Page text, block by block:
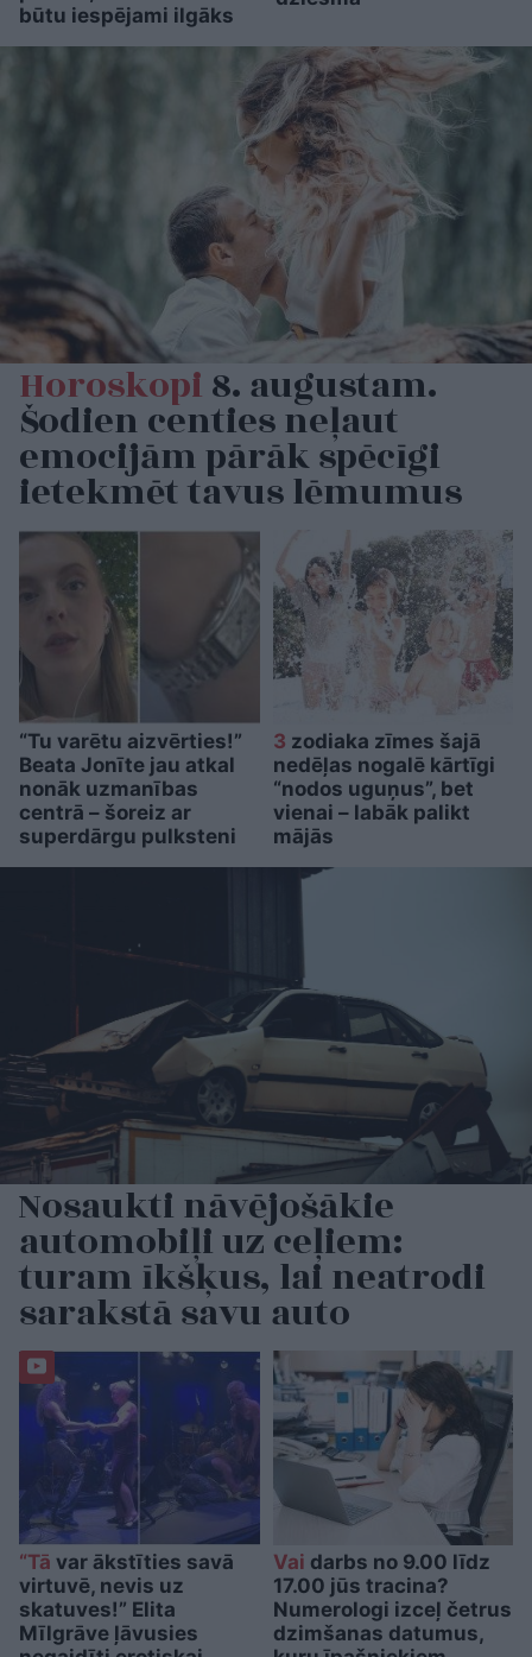
būtu iespējami ilgāks
Horoskopi8. augustam.
Šodien centies neļaut
emocijām pārāk spēcīgi
ietekmēt tavus lēmumus
“Tu varētu aizvērties!”
Beata Jonīte jau atkal
nonāk uzmanības
centrā – šoreiz ar
superdārgu pulksteni
3 zodiaka zīmes šajā
nedēļas nogalē kārtīgi
“nodos uguņus”, bet
vienai – labāk palikt
mājās
Nosaukti nāvējošākie
automobiļi uz ceļiem:
turam īkšķus, lai neatrodi
sarakstā savu auto
“Tā var ākstīties savā
virtuvē, nevis uz
skatuves!” Elita
Mīlgrāve ļāvusies
Vai darbs no 9.00 līdz
17.00 jūs tracina?
Numerologi izceļ četrus
dzimšanas datumus,